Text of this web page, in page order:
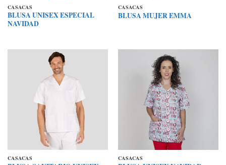
CASACAS
BLUSA UNISEX ESPECIAL
NAVIDAD
CASACAS
BLUSA MUJER EMMA
CASACAS CASACAS